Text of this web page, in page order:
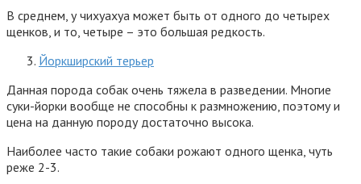
В среднем, у чихуахуа может быть от одного до четырех
щенков, и то, четыре – это большая редкость.
Йоркширский терьер
Данная порода собак очень тяжела в разведении. Многие
суки-йорки вообще не способны к размножению, поэтому и
цена на данную породу достаточно высока.
Наиболее часто такие собаки рожают одного щенка, чуть
реже 2-3.